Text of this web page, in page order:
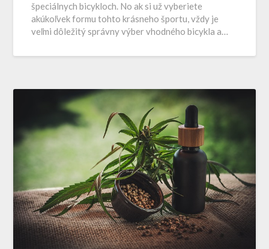
špeciálnych bicykloch. No ak si už vyberiete
akúkoľvek formu tohto krásneho športu, vždy je
veľmi dôležitý správny výber vhodného bicykla a…